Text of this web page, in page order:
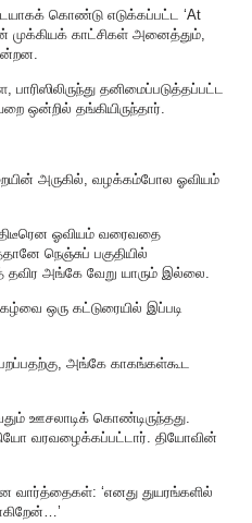
கொண்டு எடுக்கப்பட்ட ‘At
முக்கியக் காட்சிகள் அனைத்தும்,
தனிமைப்படுத்தப்பட்ட
ஒன்றில் தங்கியிருந்தார்.
அருகில், வழக்கம்போல ஓவியம்
ஓவியம் வரைவதை
நெஞ்சுப் பகுதியில்
அங்கே வேறு யாரும் இல்லை.
ஒரு கட்டுரையில் இப்படி
அங்கே காகங்கள்கூட
ஊசலாடிக் கொண்டிருந்தது.
வரவழைக்கப்பட்டார். தியோவின்
வார்த்தைகள்: ‘எனது துயரங்களில்